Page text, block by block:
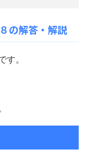
の解答・解説
す。